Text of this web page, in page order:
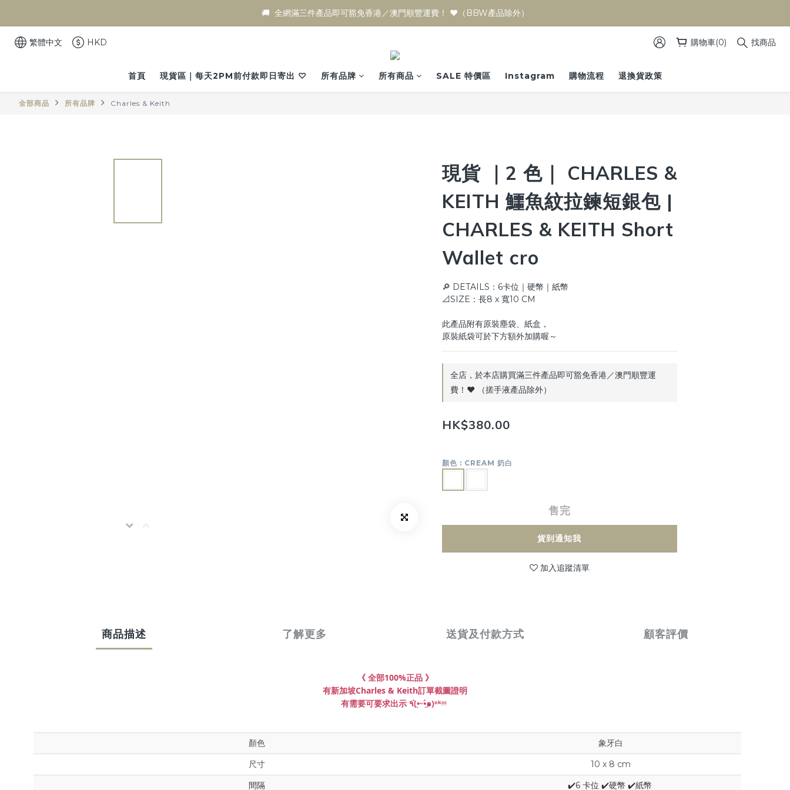
🚚  全網滿三件產品即可豁免香港／澳門順豐運費！ ♥️（BBW產品除外）
繁體中文 HKD 購物車(0) 找商品
首頁 現貨區｜每天2PM前付款即日寄出 ♡ 所有品牌 所有商品 SALE 特價區 Instagram 購物流程 退換貨政策
全部商品 所有品牌 Charles & Keith
現貨 ｜2 色｜ CHARLES &
KEITH 鱷魚紋拉鍊短銀包 |
CHARLES & KEITH Short
Wallet cro
🔎 DETAILS：6卡位｜硬幣｜紙幣
📐SIZE：長8 x 寬10 CM
此產品附有原裝塵袋、紙盒，
原裝紙袋可於下方額外加購喔～
全店，於本店購買滿三件產品即可豁免香港／澳門順豐運
費！♥️ （搓手液產品除外）
HK$380.00
顏色 : CREAM 奶白
售完
貨到通知我
加入追蹤清單
商品描述 了解更多 送貨及付款方式 顧客評價
《 全部100%正品 》
有新加坡Charles & Keith訂單截圖證明
有需要可要求出示 ٩(•̤̀ᵕ•̤́๑)ᵒᵏᵎᵎᵎ
顏色
象牙白
尺寸
10 x 8 cm
間隔
✔️6 卡位 ✔️硬幣 ✔️紙幣